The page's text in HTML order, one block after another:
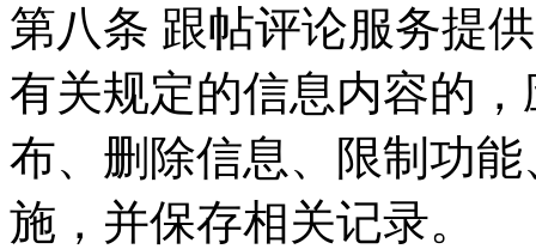
第八条 跟帖评论服务提
有关规定的信息内容的
布、删除信息、限制功
施，并保存相关记录。